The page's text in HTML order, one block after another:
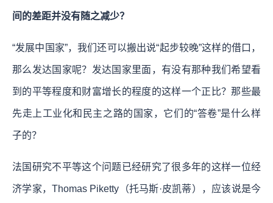
间的差距并没有随之减少？
“发展中国家”，我们还可以搬出说“起步较晚”这样的借口，
那么发达国家呢？发达国家里面，有没有那种我们希望看
到的平等程度和财富增长的程度的这样一个正比？那些最
先走上工业化和民主之路的国家，它们的“答卷”是什么样
子的？
法国研究不平等这个问题已经研究了很多年的这样一位经
济学家，Thomas Piketty（托马斯·皮凯蒂），应该说是今